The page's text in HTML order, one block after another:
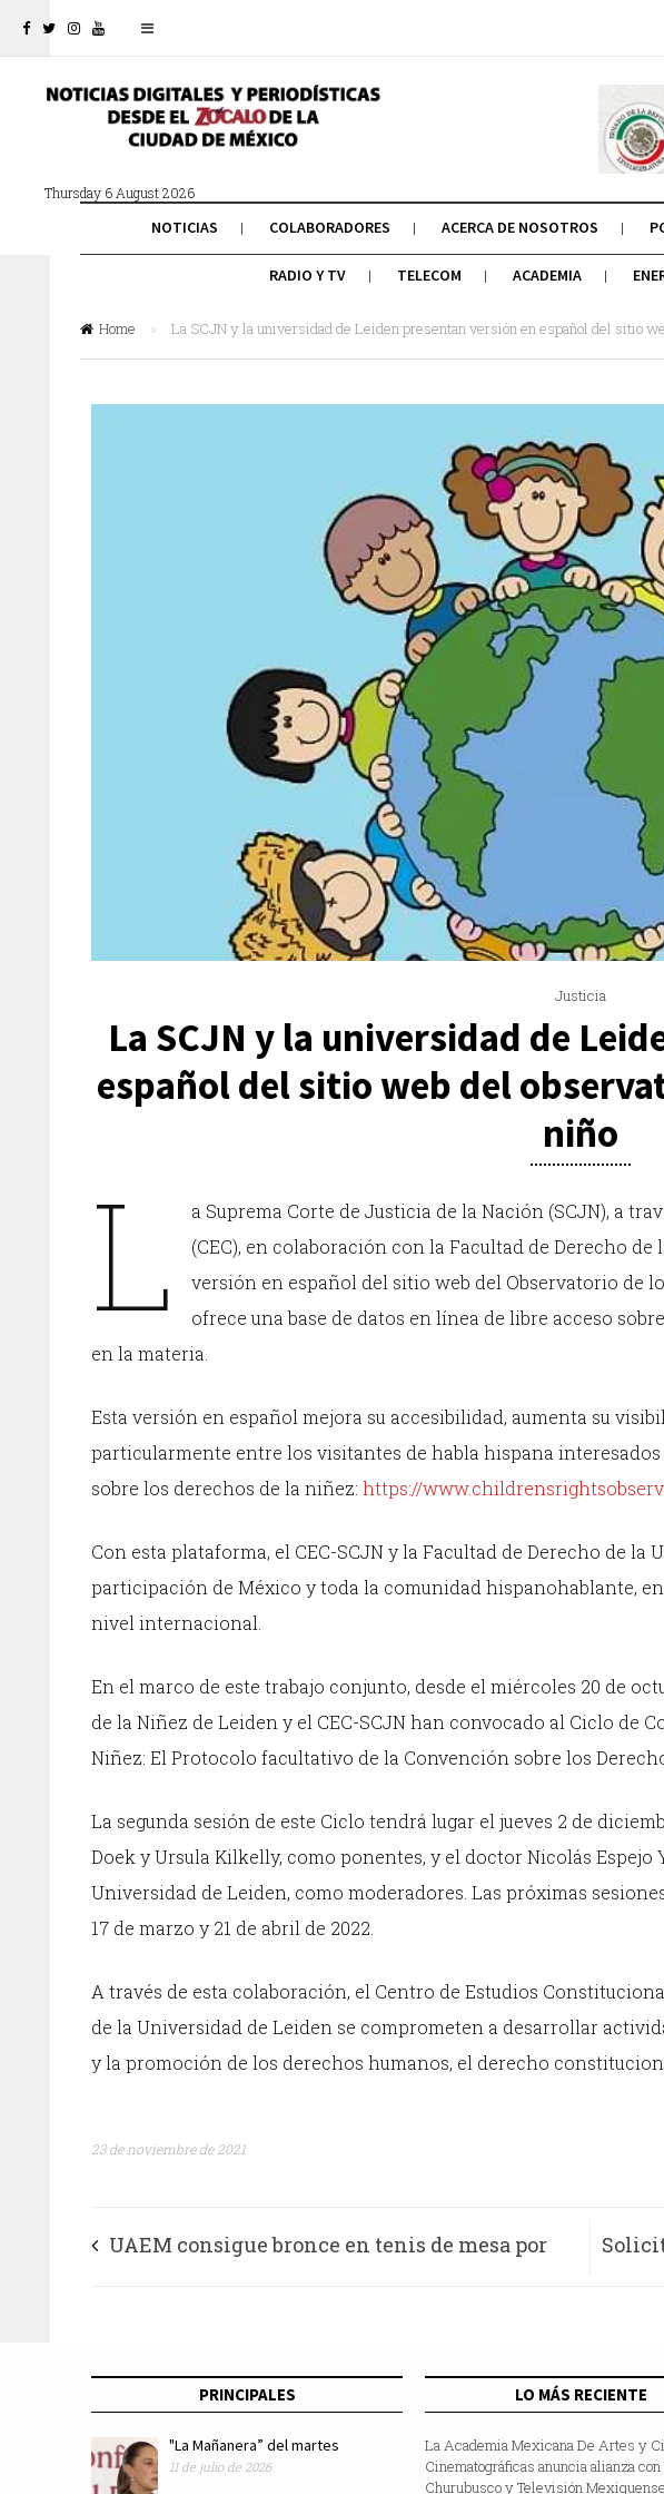
Thursday 6 August 2026
NOTICIAS COLABORADORES ACERCA DE NOSOTROS
RADIO Y TV TELECOM ACADEMIA
Home » La SCJN y la universidad de Leiden presentan versión en español del sitio
Justicia
La SCJN y la universidad de
español del sitio web del
niño
L
a Suprema Corte de Justicia de la Nación (SCJN), a
(CEC), en colaboración con la Facultad de Derecho
versión en español del sitio web del Observatorio de
ofrece una base de datos en línea de libre acceso
en la materia.
Esta versión en español mejora su accesibilidad, aumenta su
particularmente entre los visitantes de habla hispana
sobre los derechos de la niñez: https://
Con esta plataforma, el CEC-SCJN y la Facultad de Derecho de
participación de México y toda la comunidad hispanohablante,
nivel internacional.
En el marco de este trabajo conjunto, desde el miércoles 20 de
de la Niñez de Leiden y el CEC-SCJN han convocado al Ciclo de
Niñez: El Protocolo facultativo de la Convención sobre los
La segunda sesión de este Ciclo tendrá lugar el jueves 2 de
Doek y Ursula Kilkelly, como ponentes, y el doctor Nicolás Espejo
Universidad de Leiden, como moderadores. Las próximas
17 de marzo y 21 de abril de 2022.
A través de esta colaboración, el Centro de Estudios
de la Universidad de Leiden se comprometen a desarrollar
y la promoción de los derechos humanos, el derecho
23 de noviembre de 2021
UAEM consigue bronce en tenis de mesa por
PRINCIPALES
"La Mañanera” del martes
11 de julio de 2026
LO MÁS RECIENTE
La Academia Mexicana De Artes y
Cinematográficas anuncia alianza
Churubusco y Televisión